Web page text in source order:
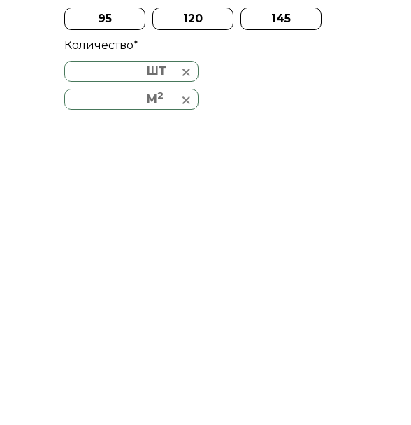
95
120
145
Количество*
ШТ
M2